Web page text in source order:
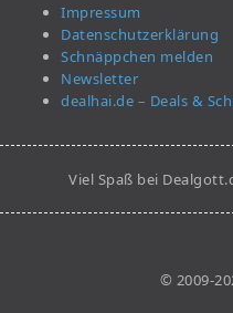
Impressum
Datenschutzerklärung
Schnäppchen melden
Newsletter
dealhai.de – Deals &
Viel Spaß bei
© 2009-